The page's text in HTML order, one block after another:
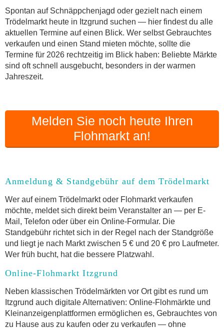
Online-Flohmarkt Itzgrund
Welche Trödelmarkt-Typen gibt es?
Aktuelle Flohmarkt-Termine für Itzgrund und
Umgebung
Kleinanzeigen Itzgrund als Alternative zum
Trödelmarkt
Flohmarkt-Termin melden
Spontan auf Schnäppchenjagd oder gezielt nach einem
Trödelmarkt heute in Itzgrund suchen — hier findest du alle
aktuellen Termine auf einen Blick. Wer selbst Gebrauchtes
verkaufen und einen Stand mieten möchte, sollte die
Termine für 2026 rechtzeitig im Blick haben: Beliebte Märkte
sind oft schnell ausgebucht, besonders in der warmen
Jahreszeit.
Melden Sie noch heute Ihren
Flohmarkt an!
Anmeldung & Standgebühr auf dem Trödelmarkt
Wer auf einem Trödelmarkt oder Flohmarkt verkaufen
möchte, meldet sich direkt beim Veranstalter an — per E-
Mail, Telefon oder über ein Online-Formular. Die
Standgebühr richtet sich in der Regel nach der Standgröße
und liegt je nach Markt zwischen 5 € und 20 € pro Laufmeter.
Wer früh bucht, hat die bessere Platzwahl.
Online-Flohmarkt Itzgrund
Neben klassischen Trödelmärkten vor Ort gibt es rund um
Itzgrund auch digitale Alternativen: Online-Flohmärkte und
Kleinanzeigenplattformen ermöglichen es, Gebrauchtes von
zu Hause aus zu kaufen oder zu verkaufen — ohne